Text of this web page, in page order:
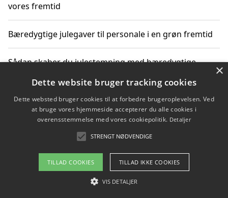
vores fremtid
Bæredygtige julegaver til personale i en grøn fremtid
Sådan skaber du julestemning med bæredygtige
Sådan skaber du et bæredygtigt hjem med familien i
Copyright 2026 - Pilanto Aps
Om / kontakt
×
Dette website bruger tracking cookies
Dette websted bruger cookies til at forbedre brugeroplevelsen. Ved
at bruge vores hjemmeside accepterer du alle cookies i
overensstemmelse med vores cookiepolitik. Detaljer
STRENGT NØDVENDIGE
TILLAD COOKIES TILLAD IKKE COOKIES
VIS DETALJER